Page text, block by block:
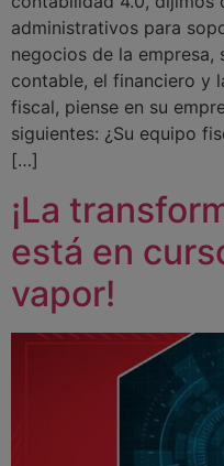
administrativos para
negocios de la empresa,
contable, el financiero y
fiscal, piense en su
siguientes: ¿Su equipo
[…]
¡La
está en
vapor!